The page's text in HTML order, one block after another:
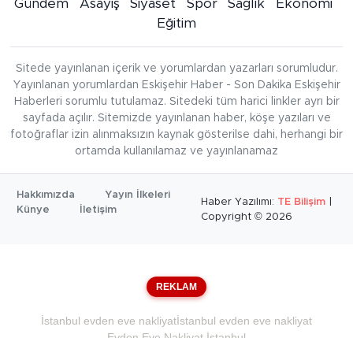
Gündem Asayiş Siyaset Spor Sağlık
Ekonomi
Eğitim
Sitede yayınlanan içerik ve yorumlardan yazarları sorumludur.
Yayınlanan yorumlardan Eskişehir Haber - Son Dakika Eskişehir
Haberleri sorumlu tutulamaz. Sitedeki tüm harici linkler ayrı bir
sayfada açılır. Sitemizde yayınlanan haber, köşe yazıları ve
fotoğraflar izin alınmaksızın kaynak gösterilse dahi, herhangi bir
ortamda kullanılamaz ve yayınlanamaz
Hakkımızda
Yayın İlkeleri
Künye
İletişim
Haber Yazılımı: TE Bilişim
Copyright © 2026
REKLAM
İstanbul evden eve nakliyatİstanbul evden eve nakliyat